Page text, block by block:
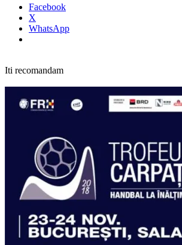
Facebook
X
WhatsApp
Iti recomandam